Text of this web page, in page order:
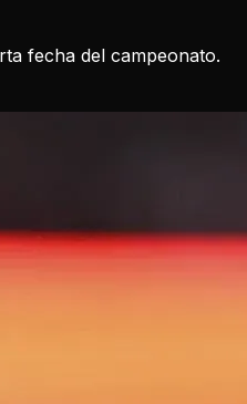
fecha del campeonato.